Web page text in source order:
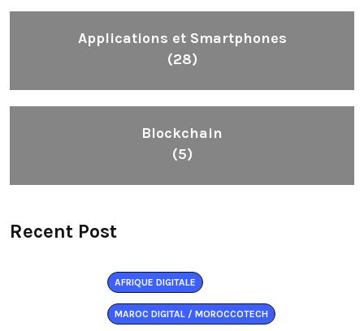
Applications et Smartphones
(28)
Blockchain
(5)
Recent Post
AFRIQUE DIGITALE
MAROC DIGITAL / MOROCCOTECH